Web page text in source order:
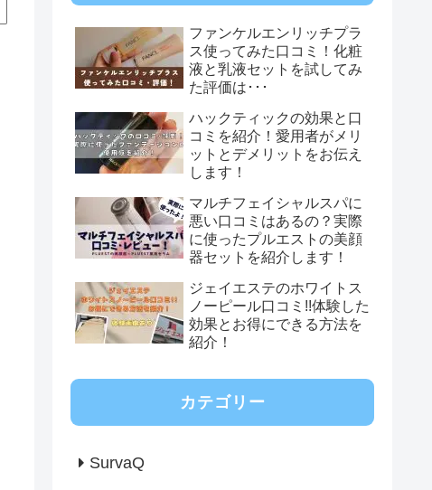
ファンケルエンリッチプラ
ス使ってみた口コミ！化粧
液と乳液セットを試してみ
た評価は･･･
ハックティックの効果と口
コミを紹介！愛用者がメリ
ットとデメリットをお伝え
します！
マルチフェイシャルスパに
悪い口コミはあるの？実際
に使ったプルエストの美顔
器セットを紹介します！
ジェイエステのホワイトス
ノーピール口コミ!!体験した
効果とお得にできる方法を
紹介！
カテゴリー
SurvaQ